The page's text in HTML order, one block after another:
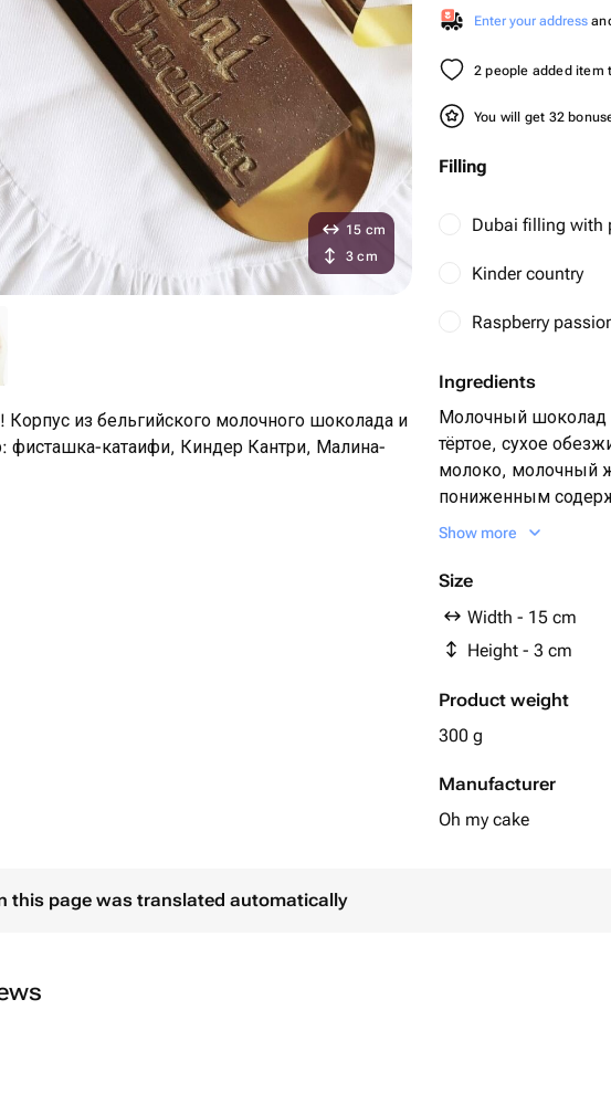
Enter your address
2 people added item
You will get 32
Filling
Dubai filling with
Kinder country
Raspberry
Ingredients
Молочный шоколад
тёртое, сухое
молоко, молочный
пониженным
лецитины (соя),
фисташковая паста,
сублимированная,
Show more
Size
Width - 15 cm
Height - 3 cm
Product weight
300 g
Manufacturer
Oh my cake
15 cm
3 cm
из бельгийского молочного шоколада и
фисташка-катаифи, Киндер Кантри, Малина-
this page was translated automatically